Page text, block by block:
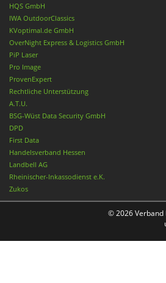
HQS GmbH
IWA OutdoorClassics
KVoptimal.de GmbH
OverNight Express & Logistics GmbH
PiP Laser
Pro Image
ProvenExpert
Rechtliche Unterstützung
A.T.U.
BSG-Wüst Data Security GmbH
DPD
First Data
Handelsverband Hessen
Landbell AG
Rheinischer-Inkassodienst e.K.
Zukos
© 2026 Verband